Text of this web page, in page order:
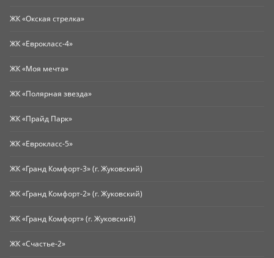
ЖК «Окская стрелка»
ЖК «Еврокласс-4»
ЖК «Моя мечта»
ЖК «Полярная звезда»
ЖК «Прайд Парк»
ЖК «Еврокласс-5»
ЖК «Гранд Комфорт-3» (г. Жуковский)
ЖК «Гранд Комфорт-2» (г. Жуковский)
ЖК «Гранд Комфорт» (г. Жуковский)
ЖК «Счастье-2»